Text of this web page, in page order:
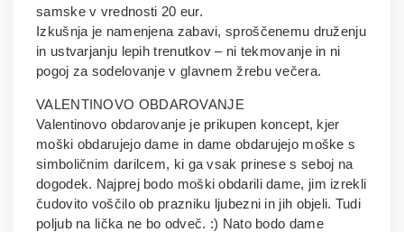
samske v vrednosti 20 eur.
Izkušnja je namenjena zabavi, sproščenemu druženju
in ustvarjanju lepih trenutkov – ni tekmovanje in ni
pogoj za sodelovanje v glavnem žrebu večera.
VALENTINOVO OBDAROVANJE
Valentinovo obdarovanje je prikupen koncept, kjer
moški obdarujejo dame in dame obdarujejo moške s
simboličnim darilcem, ki ga vsak prinese s seboj na
dogodek. Najprej bodo moški obdarili dame, jim izrekli
čudovito voščilo ob prazniku ljubezni in jih objeli. Tudi
poljub na lička ne bo odveč. :) Nato bodo dame